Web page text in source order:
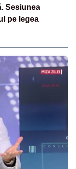
Sesiunea
pe legea